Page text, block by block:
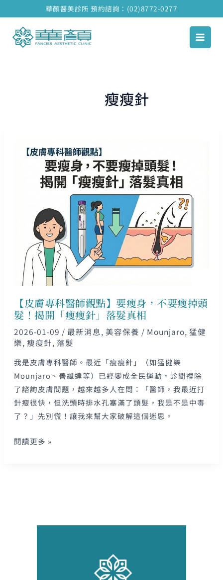
至
華顏醫美診所 預約諮詢：(02)8772-0277
瘦瘦針
【皮膚專科醫師觀點】要瘦身，不要瘦掉頭
髮！揭開「瘦瘦針」落髮真相
2026-01-09 / 最新消息, 美容保養 / Mounjaro,猛健
樂,瘦瘦針, 落髮
我是皮膚專科醫師。最近「瘦瘦針」（如猛健樂
Mounjaro、善纖達等）已經變成全民運動，診間裡除
了諮詢皮膚問題，越來越多人在問：「醫師，我最近打
針瘦很快，但洗頭時排水孔塞滿了頭髮，我是不是中毒
了？」先別慌！讓我來幫大家破解這個迷思。
【皮
身，
要
瘦
掉
頭
髮！
揭
開
「瘦
瘦
落
閱讀更多 »